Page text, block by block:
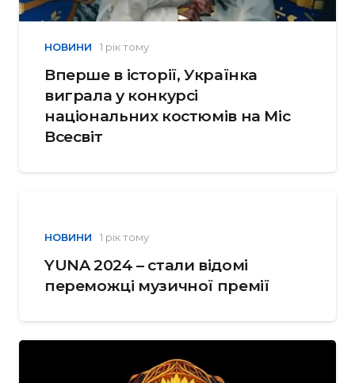
НОВИНИ 1 рік тому
Вперше в історії, Українка
виграла у конкурсі
національних костюмів на Міс
Всесвіт
НОВИНИ 1 рік тому
YUNA 2024 – стали відомі
переможці музичної премії